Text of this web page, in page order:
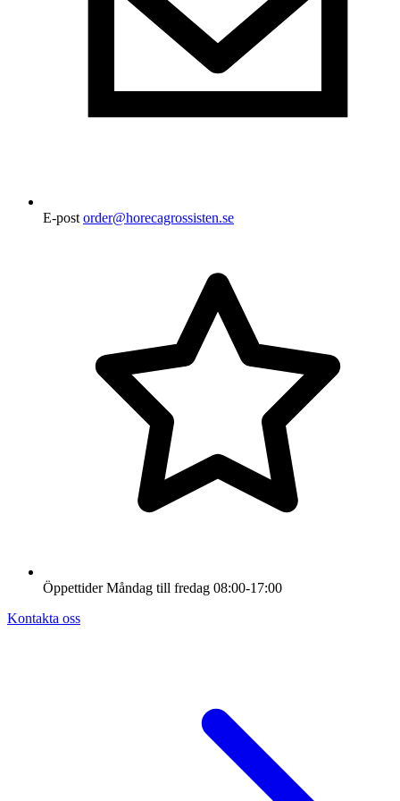
E-post order@horecagrossisten.se
Öppettider Måndag till fredag 08:00-17:00
Kontakta oss